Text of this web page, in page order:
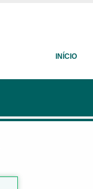
INÍCIO